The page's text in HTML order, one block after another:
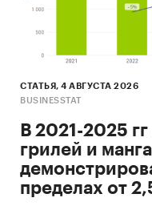
СТАТЬЯ, 4 АВГУСТА 2026
BUSINESSTAT
В 2021-2025
грилей и
пределах от